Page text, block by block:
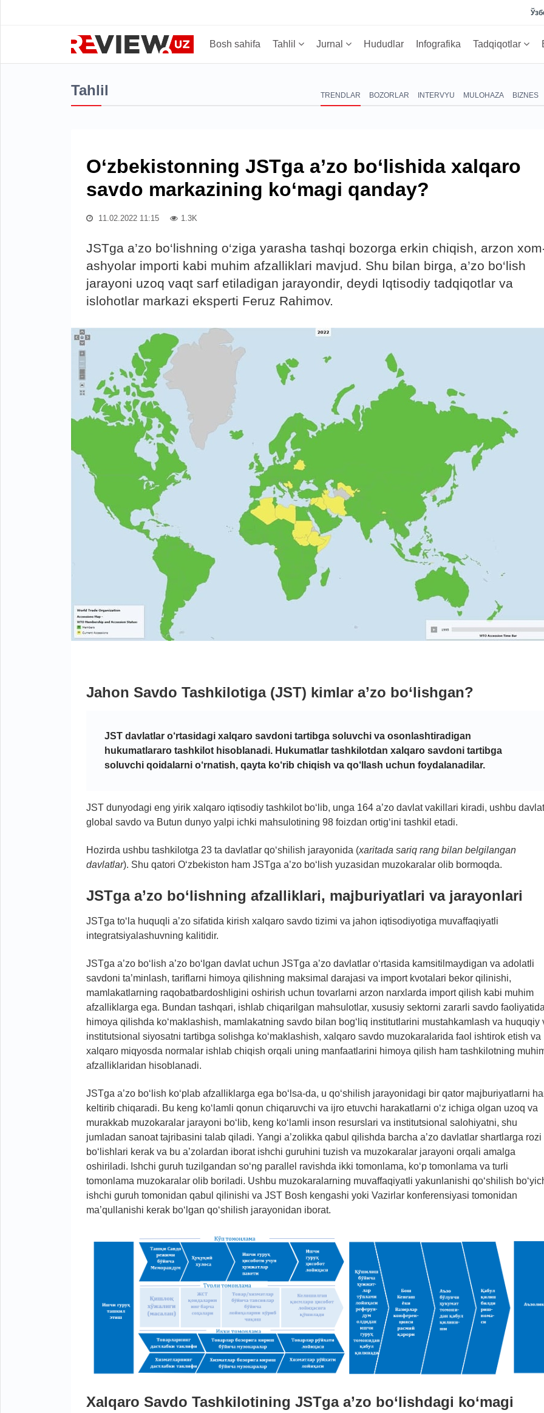
Bosh sahifa Tahlil Jurnal Hududlar Infografika Tadqiqotlar
Tahlil TRENDLAR BOZORLAR INTERVYU MULOHAZA BIZNES
O‘zbekistonning JSTga a’zo bo‘lishida xalqaro
savdo markazining ko‘magi qanday?
11.02.2022 11:15 1.3K
JSTga a’zo bo‘lishning o‘ziga yarasha tashqi bozorga erkin chiqish, arzon
ashyolar importi kabi muhim afzalliklari mavjud. Shu bilan birga, a’zo bo‘lish
jarayoni uzoq vaqt sarf etiladigan jarayondir, deydi Iqtisodiy tadqiqotlar va
islohotlar markazi eksperti Feruz Rahimov.
Jahon Savdo Tashkilotiga (JST) kimlar a’zo bo‘lishgan?
JST davlatlar o‘rtasidagi xalqaro savdoni tartibga soluvchi va osonlashtiradigan
hukumatlararo tashkilot hisoblanadi. Hukumatlar tashkilotdan xalqaro savdoni tartibga
soluvchi qoidalarni o‘rnatish, qayta ko‘rib chiqish va qo‘llash uchun foydalanadilar.
JST dunyodagi eng yirik xalqaro iqtisodiy tashkilot bo‘lib, unga 164 a’zo davlat vakillari kiradi, ushbu
global savdo va Butun dunyo yalpi ichki mahsulotining 98 foizdan ortig‘ini tashkil etadi.
Hozirda ushbu tashkilotga 23 ta davlatlar qo‘shilish jarayonida (xaritada sariq rang bilan belgilangan
davlatlar). Shu qatori O‘zbekiston ham JSTga a’zo bo‘lish yuzasidan muzokaralar olib bormoqda.
JSTga a’zo bo‘lishning afzalliklari, majburiyatlari va jarayonlari
JSTga to‘la huquqli a’zo sifatida kirish xalqaro savdo tizimi va jahon iqtisodiyotiga muvaffaqiyatli
integratsiyalashuvning kalitidir.
JSTga a’zo bo‘lish a’zo bo‘lgan davlat uchun JSTga a’zo davlatlar o‘rtasida kamsitilmaydigan va adolatli
savdoni ta’minlash, tariflarni himoya qilishning maksimal darajasi va import kvotalari bekor qilinishi,
mamlakatlarning raqobatbardoshligini oshirish uchun tovarlarni arzon narxlarda import qilish kabi muhim
afzalliklarga ega. Bundan tashqari, ishlab chiqarilgan mahsulotlar, xususiy sektorni zararli savdo
himoya qilishda ko‘maklashish, mamlakatning savdo bilan bog‘liq institutlarini mustahkamlash va huquqiy
institutsional siyosatni tartibga solishga ko‘maklashish, xalqaro savdo muzokaralarida faol ishtirok etish va
xalqaro miqyosda normalar ishlab chiqish orqali uning manfaatlarini himoya qilish ham tashkilotning
afzalliklaridan hisoblanadi.
JSTga a’zo bo‘lish ko‘plab afzalliklarga ega bo‘lsa-da, u qo‘shilish jarayonidagi bir qator majburiyatlarni
keltirib chiqaradi. Bu keng ko‘lamli qonun chiqaruvchi va ijro etuvchi harakatlarni o‘z ichiga olgan uzoq va
murakkab muzokaralar jarayoni bo‘lib, keng ko‘lamli inson resurslari va institutsional salohiyatni, shu
jumladan sanoat tajribasini talab qiladi. Yangi a’zolikka qabul qilishda barcha a’zo davlatlar shartlarga rozi
bo‘lishlari kerak va bu a’zolardan iborat ishchi guruhini tuzish va muzokaralar jarayoni orqali amalga
oshiriladi. Ishchi guruh tuzilgandan so‘ng parallel ravishda ikki tomonlama, ko‘p tomonlama va turli
tomonlama muzokaralar olib boriladi. Ushbu muzokaralarning muvaffaqiyatli yakunlanishi qo‘shilish
ishchi guruh tomonidan qabul qilinishi va JST Bosh kengashi yoki Vazirlar konferensiyasi tomonidan
ma’qullanishi kerak bo‘lgan qo‘shilish jarayonidan iborat.
Xalqaro Savdo Tashkilotining JSTga a’zo bo‘lishdagi ko‘magi